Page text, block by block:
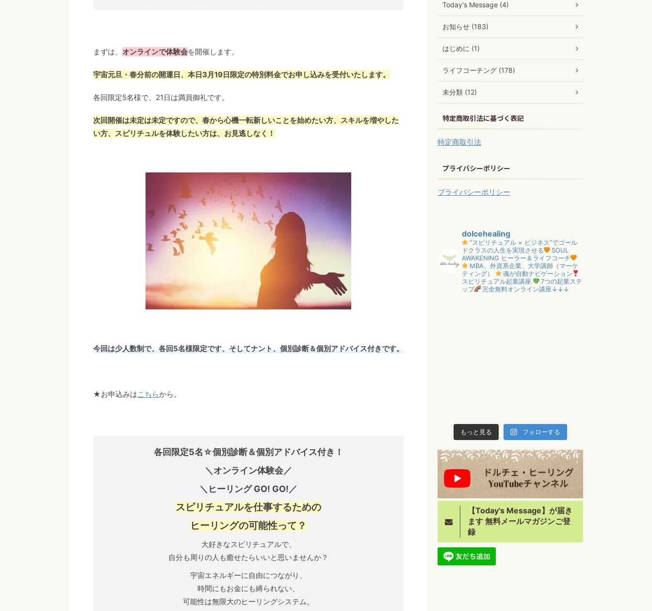
まずは、 オンラインで体験会を開催します。
宇宙元旦・春分前の開運日、本日3月19日限定の特別料金でお申し込みを受付いたします。
各回限定5名様で、21日は満員御礼です。
次回開催は未定は未定ですので、春から心機一転新しいことを始めたい方、スキルを増やした
い方、スピリチュルを体験したい方は、お見逃しなく！
今回は少人数制で、各回5名様限定です、そしてナント、個別診断＆個別アドバイス付きです。
★お申込みはこちらから。
各回限定5名☆個別診断＆個別アドバイス付き！
＼オンライン体験会／
＼ヒーリング GO! GO!／
スピリチュアルを仕事するための
ヒーリングの可能性って？
大好きなスピリチュアルで、
自分も周りの人も癒せたらいいと思いませんか？
宇宙エネルギーに自由につながり、
時間にもお金にも縛られない、
可能性は無限大のヒーリングシステム。
Today's Message (4)
お知らせ (183)
はじめに (1)
ライフコーチング (178)
未分類 (12)
特定商取引法に基づく表記
特定商取引法
プライバシーポリシー
プライバシーポリシー
dolcehealing
"スピリチュアル × ビジネス”でゴール
ドクラスの人生を実現させる
SOUL
AWAKENING ヒーラー＆ライフコーチ
MBA、外資系企業、大学講師（マーケ
ティング）
魂が自動ナビゲーション
スピリチュアル起業講座
7つの起業ステ
ップ
完全無料オンライン講座↓↓↓
もっと見る フォローする
【Today's Message】が届き
ます 無料メールマガジンご登
録